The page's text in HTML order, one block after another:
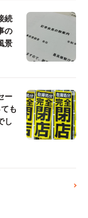
続
の
景
ー
も
し